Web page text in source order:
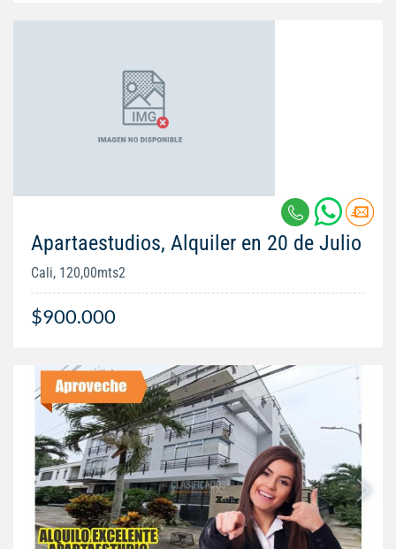
Apartaestudios, Alquiler en 20 de Julio
Cali, 120,00mts2
$900.000